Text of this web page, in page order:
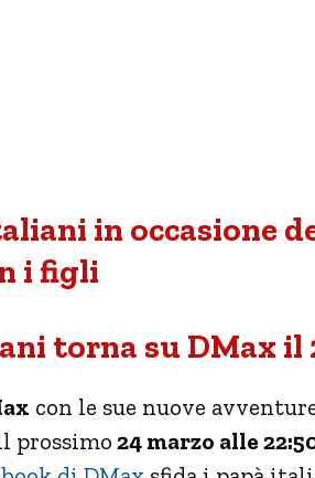
in occasione
i figli
torna su DMax il
con le sue nuove
prossimo 24 marzo alle